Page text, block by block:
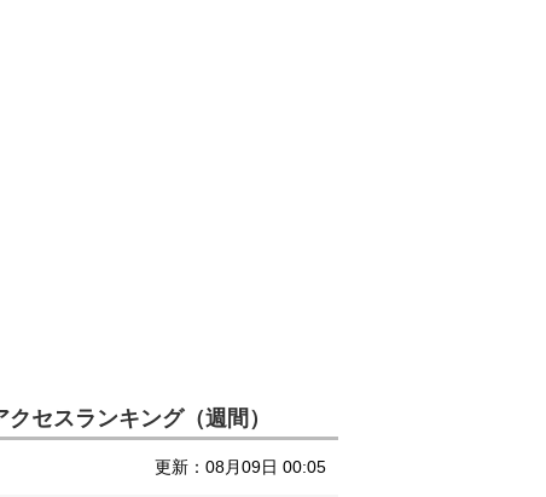
クセスランキング（週間）
更新：08月09日 00:05